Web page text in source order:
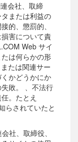
会社、取締
または利益の
的、懲罰的、
害について責
Web サイ
は何らかの形
たは関連サー
かどうかにか
敗。 、不法行
。たとえ
らされていたと
社、取締役、